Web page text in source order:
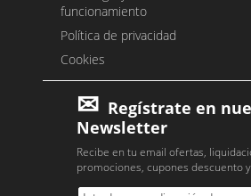
funcionamiento
Política de privacidad
Cookies
Regístrate en
Newsletter
Recibe en tu email ofertas,
promociones, cupones descuento